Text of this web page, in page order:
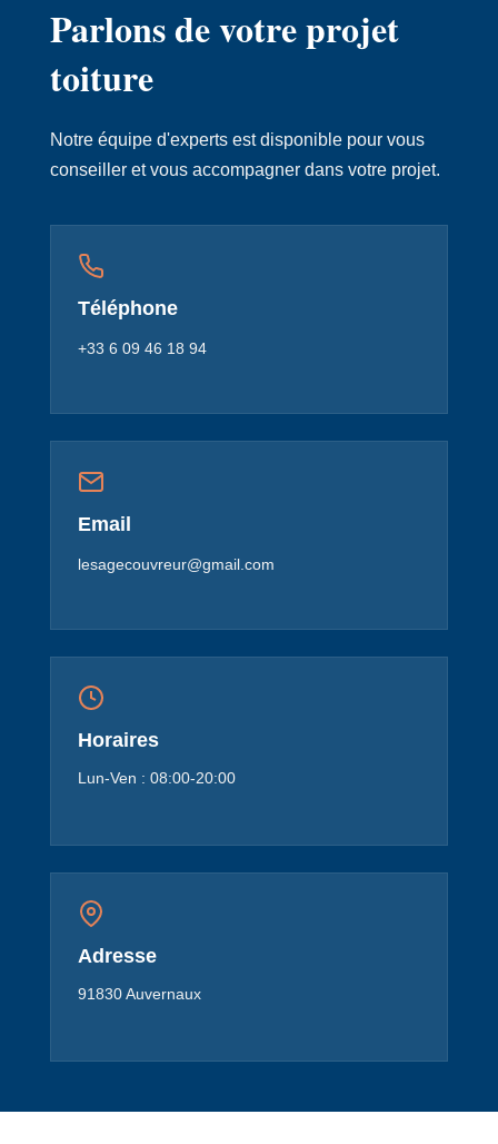
Parlons de votre projet
toiture
Notre équipe d'experts est disponible pour vous
conseiller et vous accompagner dans votre projet.
Téléphone
+33 6 09 46 18 94
Email
lesagecouvreur@gmail.com
Horaires
Lun-Ven : 08:00-20:00
Adresse
91830 Auvernaux